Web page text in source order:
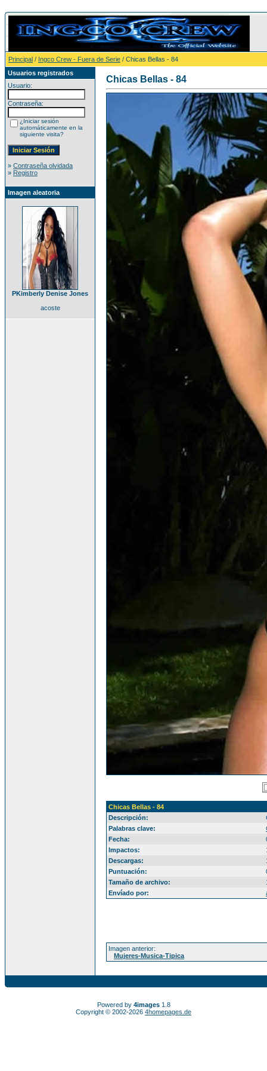
Principal / Ingco Crew - Fuera de Serie / Chicas Bellas - 84
Usuarios registrados
Usuario:
Contraseña:
¿Iniciar sesión
automáticamente en la
siguiente visita?
» Contraseña olvidada
» Registro
Imagen aleatoria
PKimberly Denise Jones
acoste
Chicas Bellas - 84
Chicas Bellas - 84
Descripción:
Palabras clave:
Fecha:
Impactos:
Descargas:
Puntuación:
Tamaño de archivo:
Envíado por:
Imagen anterior:
Mujeres-Musica-Tipica
Powered by 4images1.8
Copyright © 2002-2026 4homepages.de